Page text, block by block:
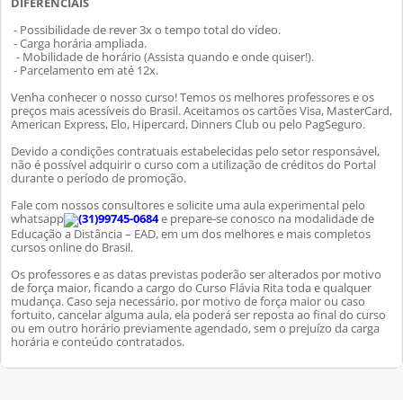
- Possibilidade de rever 3x o tempo total do vídeo.
- Carga horária ampliada.
- Mobilidade de horário (Assista quando e onde quiser!).
- Parcelamento em até 12x.
Venha conhecer o nosso curso! Temos os melhores professores e os
preços mais acessíveis do Brasil. Aceitamos os cartões Visa, MasterCard,
American Express, Elo, Hipercard, Dinners Club ou pelo PagSeguro.
Devido a condições contratuais estabelecidas pelo setor responsável,
não é possível adquirir o curso com a utilização de créditos do Portal
durante o período de promoção.
Fale com nossos consultores e solicite uma aula experimental pelo
whatsapp
(31)99745-0684e prepare-se conosco na modalidade de
Educação a Distância – EAD, em um dos melhores e mais completos
cursos online do Brasil.
Os professores e as datas previstas poderão ser alterados por motivo
de força maior, ficando a cargo do Curso Flávia Rita toda e qualquer
mudança. Caso seja necessário, por motivo de força maior ou caso
fortuito, cancelar alguma aula, ela poderá ser reposta ao final do curso
ou em outro horário previamente agendado, sem o prejuízo da carga
horária e conteúdo contratados.